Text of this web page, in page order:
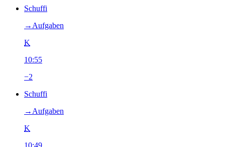
Schuffi
→‎Aufgaben
K
10:55
−2
Schuffi
→‎Aufgaben
K